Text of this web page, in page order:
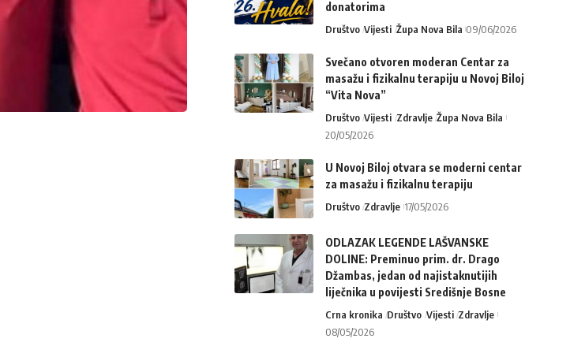
donatorima
Društvo Vijesti Župa Nova Bila 09/06/2026
Svečano otvoren moderan Centar za
masažu i fizikalnu terapiju u Novoj Biloj
“Vita Nova”
Društvo Vijesti Zdravlje Župa Nova Bila
20/05/2026
U Novoj Biloj otvara se moderni centar
za masažu i fizikalnu terapiju
Društvo Zdravlje 17/05/2026
ODLAZAK LEGENDE LAŠVANSKE
DOLINE: Preminuo prim. dr. Drago
Džambas, jedan od najistaknutijih
liječnika u povijesti Središnje Bosne
Crna kronika Društvo Vijesti Zdravlje
08/05/2026